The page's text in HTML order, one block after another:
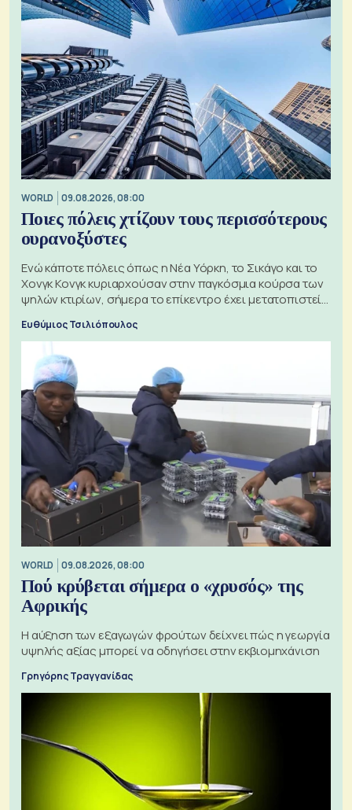
WORLD 09.08.2026, 08:00
Ποιες πόλεις χτίζουν τους περισσότερους
ουρανοξύστες
Ενώ κάποτε πόλεις όπως η Νέα Υόρκη, το Σικάγο και το
Χονγκ Κονγκ κυριαρχούσαν στην παγκόσμια κούρσα των
ψηλών κτιρίων, σήμερα το επίκεντρο έχει μετατοπιστεί
Ευθύμιος Τσιλιόπουλος
WORLD 09.08.2026, 08:00
Πού κρύβεται σήμερα ο «χρυσός» της
Αφρικής
Η αύξηση των εξαγωγών φρούτων δείχνει πώς η γεωργία
υψηλής αξίας μπορεί να οδηγήσει στην εκβιομηχάνιση
Γρηγόρης Τραγγανίδας